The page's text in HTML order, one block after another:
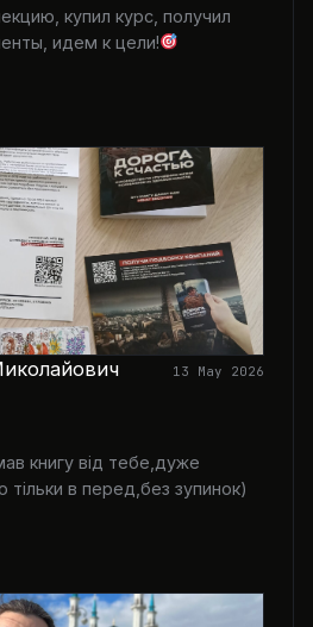
купил курс, получил
идем к цели!
13 May 2026
книгу від тебе,дуже
в перед,без зупинок)